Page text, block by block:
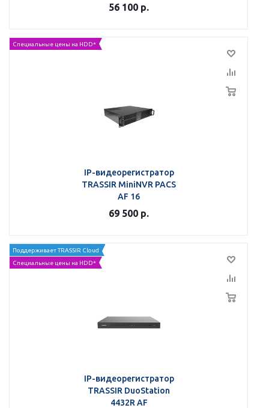
56 100 р.
Специальные цены на HDD*
IP-видеорегистратор
TRASSIR MiniNVR PACS
AF 16
69 500 р.
Поддерживает TRASSIR Cloud
Специальные цены на HDD*
IP-видеорегистратор
TRASSIR DuoStation
4432R AF